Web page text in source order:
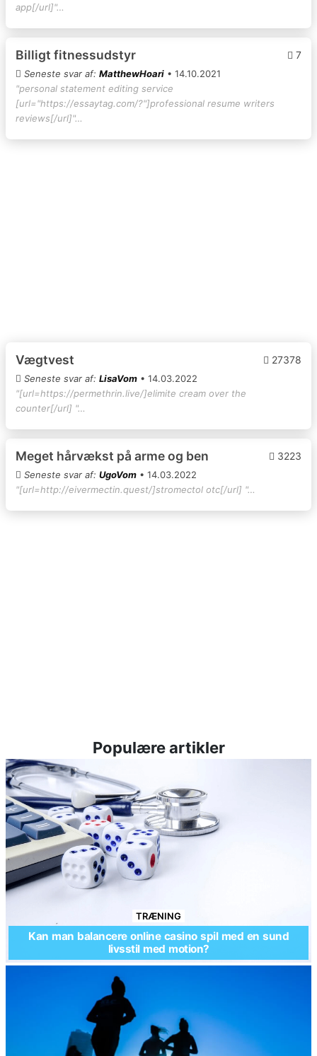
app[/url]"…
Billigt fitnessudstyr 7
Seneste svar af: MatthewHoari • 14.10.2021
"personal statement editing service
[url="https://essaytag.com/?"]professional resume writers
reviews[/url]"…
Vægtvest 27378
Seneste svar af: LisaVom • 14.03.2022
"[url=https://permethrin.live/]elimite cream over the
counter[/url] "…
Meget hårvækst på arme og ben 3223
Seneste svar af: UgoVom • 14.03.2022
"[url=http://eivermectin.quest/]stromectol otc[/url] "…
Populære artikler
TRÆNING
Kan man balancere online casino spil med en sund
livsstil med motion?